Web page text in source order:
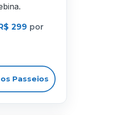
299 por
Passeios